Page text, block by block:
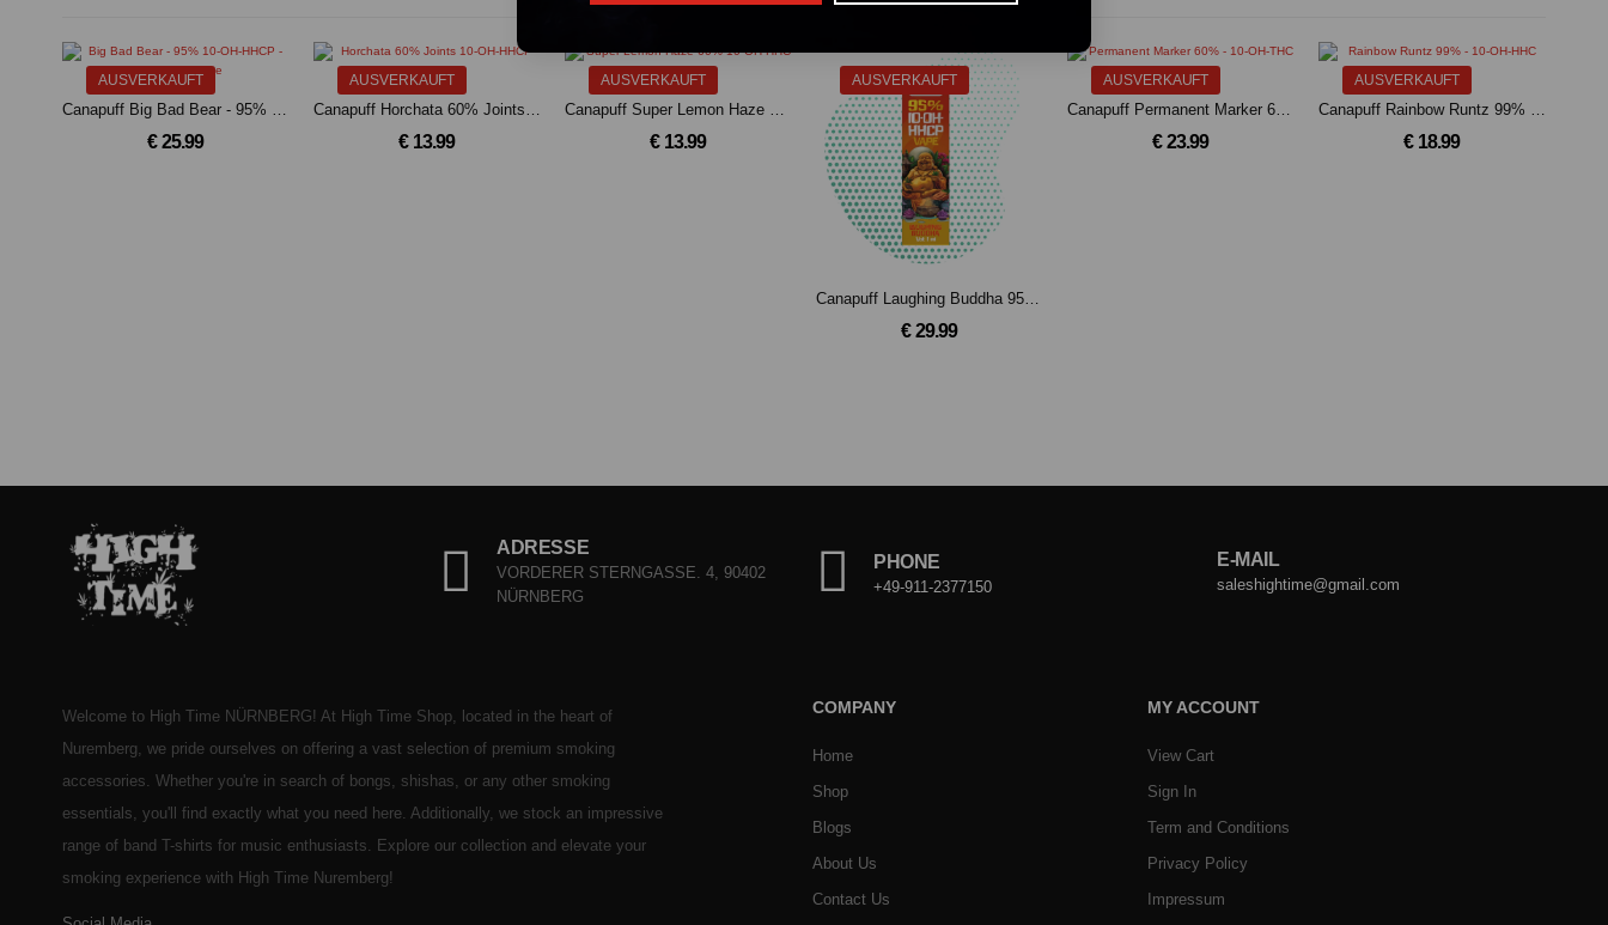
AUSVERKAUFT
Canapuff Big Bad Bear - 95% 10-OH-HHCP - Pen + Kartusche
€ 25.99
AUSVERKAUFT
Canapuff Horchata 60% Joints 10-OH-HHCP 2g
€ 13.99
AUSVERKAUFT
Canapuff Super Lemon Haze 60% 10-OH-HHC Joint 2g
€ 13.99
AUSVERKAUFT
Canapuff Laughing Buddha 95% 10-OH-HHCP - Einweg - 1 ml
€ 29.99
AUSVERKAUFT
Canapuff Permanent Marker 60% - 10-OH-THC Blüten(3g)
€ 23.99
AUSVERKAUFT
Canapuff Rainbow Runtz 99% - 10-OH-HHC Blüten(2g)
€ 18.99
ADRESSE
VORDERER STERNGASSE. 4, 90402
NÜRNBERG
PHONE
+49-911-2377150
E-MAIL
saleshightime@gmail.com
Welcome to High Time NÜRNBERG! At High Time Shop, located in the heart of
Nuremberg, we pride ourselves on offering a vast selection of premium smoking
accessories. Whether you're in search of bongs, shishas, or any other smoking
essentials, you'll find exactly what you need here. Additionally, we stock an impressive
range of band T-shirts for music enthusiasts. Explore our collection and elevate your
smoking experience with High Time Nuremberg!
COMPANY
Home
Shop
Blogs
About Us
Contact Us
MY ACCOUNT
View Cart
Sign In
Term and Conditions
Privacy Policy
Impressum